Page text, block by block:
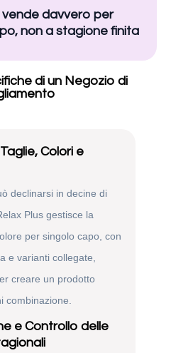
davvero per
non a stagione finita
di un Negozio di
Colori e
declinarsi in decine di
Plus gestisce la
per singolo capo, con
e varianti collegate,
creare un prodotto
combinazione.
e Controllo delle